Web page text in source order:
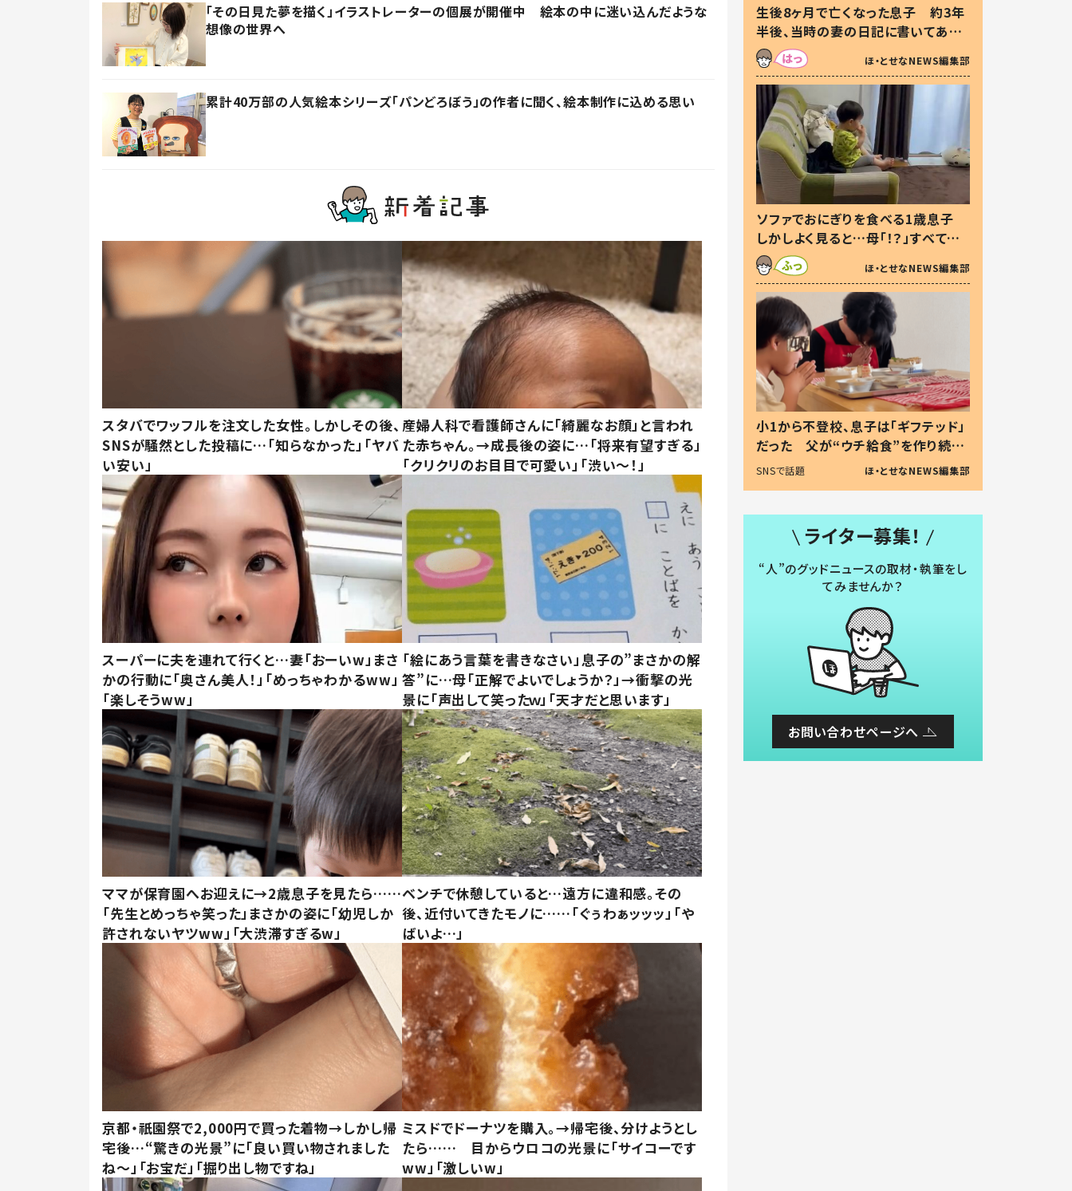
「その日見た夢を描く」イラストレーターの個展が開催中 絵本の中に迷い込んだような
想像の世界へ
累計40万部の人気絵本シリーズ「パンどろぼう」の作者に聞く、絵本制作に込める思い
スタバでワッフルを注文した女性。しかしその後、
SNSが騒然とした投稿に…「知らなかった」「ヤバ
い安い」
産婦人科で看護師さんに「綺麗なお顔」と言われ
た赤ちゃん。→成長後の姿に…「将来有望すぎる」
「クリクリのお目目で可愛い」「渋い～！」
スーパーに夫を連れて行くと…妻「おーいw」まさ
かの行動に「奥さん美人！」「めっちゃわかるww」
「楽しそうww」
「絵にあう言葉を書きなさい」息子の”まさかの解
答”に…母「正解でよいでしょうか？」→衝撃の光
景に「声出して笑ったｗ」「天才だと思います」
ママが保育園へお迎えに→2歳息子を見たら……
「先生とめっちゃ笑った」まさかの姿に「幼児しか
許されないヤツww」「大渋滞すぎるw」
ベンチで休憩していると…遠方に違和感。その
後、近付いてきたモノに……「ぐぅわぁッッッ」「や
ばいよ…」
京都・祇園祭で2,000円で買った着物→しかし帰
宅後…“驚きの光景”に「良い買い物されました
ね～」「お宝だ」「掘り出し物ですね」
ミスドでドーナツを購入。→帰宅後、分けようとし
たら…… 目からウロコの光景に「サイコーです
ww」「激しいw」
生後8ヶ月で亡くなった息子 約3年
半後、当時の妻の日記に書いてあっ
た本音とは
ほ・とせなNEWS編集部
ソファでおにぎりを食べる1歳息子
しかしよく見ると…母「！？」すべてを
察した母の投稿に「可愛いから許
す！」「現行犯〜」
ほ・とせなNEWS編集部
小1から不登校、息子は「ギフテッド」
だった 父が“ウチ給食”を作り続け
る理由とは #令和の親 #令和の子
SNSで話題 ほ・とせなNEWS編集部
ライター募集！
“人”のグッドニュースの取材・執筆をし
てみませんか？
お問い合わせページへ